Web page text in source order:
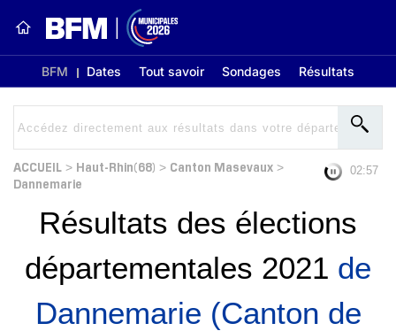
BFM Dates Tout savoir Sondages Résultats
ACCUEIL > Haut-Rhin(68) > Canton Masevaux >
Dannemarie
02:56
Résultats des élections
départementales 2021 de
Dannemarie (Canton de